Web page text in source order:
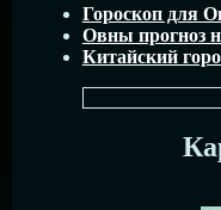
Гороскоп для
Овны прогноз
Китайский